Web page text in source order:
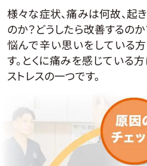
様々な症状、痛みは何故、起
のか？どうしたら改善するの
悩んで辛い思いをしている
す。とくに痛みを感じている
ストレスの一つです。